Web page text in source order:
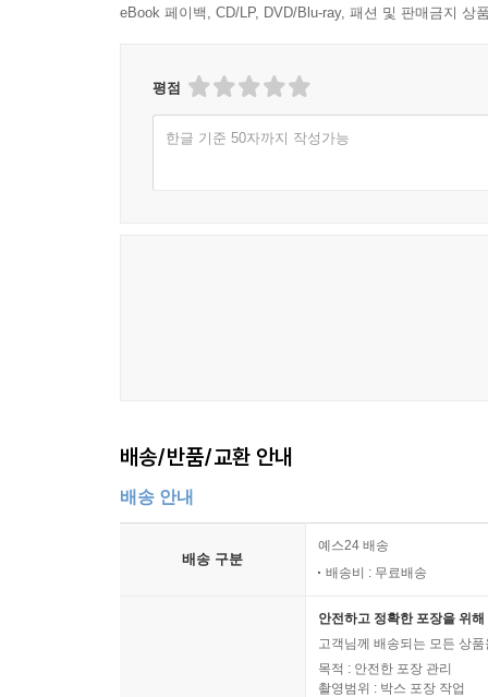
eBook 페이백, CD/LP, DVD/Blu-ray, 패션 및 판매금지 상
평점
한글 기준 50자까지 작성가능
배송/반품/교환 안내
배송 안내
배송 구분
예스24 배송
배송비 : 무료배송
안전하고 정확한 포장을 위
고객님께 배송되는 모든 상
목적 : 안전한 포장 관리
촬영범위 : 박스 포장 작업